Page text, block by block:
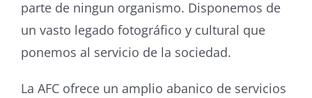
parte de ningun organismo. Disponemos de
un vasto legado fotográfico y cultural que
ponemos al servicio de la sociedad.
La AFC ofrece un amplio abanico de servicios